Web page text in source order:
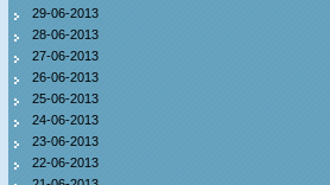
29-06-2013
28-06-2013
27-06-2013
26-06-2013
25-06-2013
24-06-2013
23-06-2013
22-06-2013